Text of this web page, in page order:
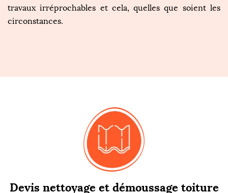
travaux irréprochables et cela, quelles que soient les
circonstances.
Devis nettoyage et démoussage toiture